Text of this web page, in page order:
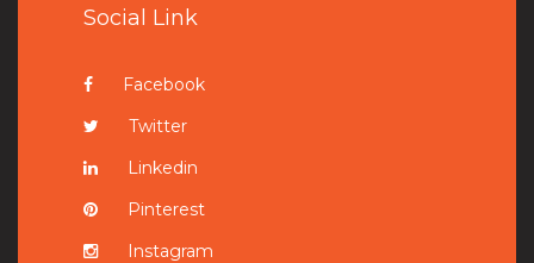
Social Link
Facebook
Twitter
Linkedin
Pinterest
Instagram